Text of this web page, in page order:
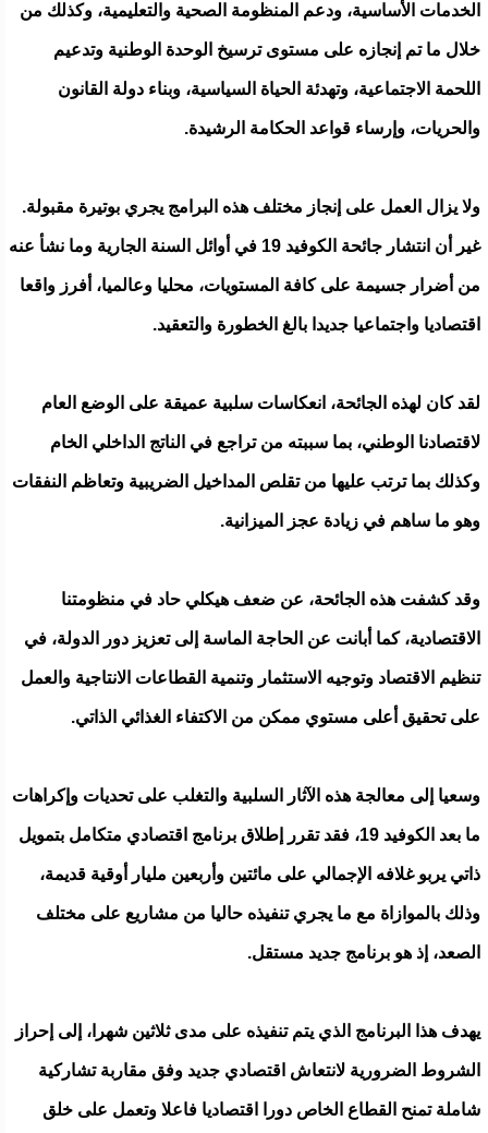
الخدمات الأساسية، ودعم المنظومة الصحية والتعليمية، وكذلك من
خلال ما تم إنجازه على مستوى ترسيخ الوحدة الوطنية وتدعيم
اللحمة الاجتماعية، وتهدئة الحياة السياسية، وبناء دولة القانون
والحريات، وإرساء قواعد الحكامة الرشيدة.
ولا يزال العمل على إنجاز مختلف هذه البرامج يجري بوتيرة مقبولة.
غير أن انتشار جائحة الكوفيد 19 في أوائل السنة الجارية وما نشأ عنه
من أضرار جسيمة على كافة المستويات، محليا وعالميا، أفرز واقعا
اقتصاديا واجتماعيا جديدا بالغ الخطورة والتعقيد.
لقد كان لهذه الجائحة، انعكاسات سلبية عميقة على الوضع العام
لاقتصادنا الوطني، بما سببته من تراجع في الناتج الداخلي الخام
وكذلك بما ترتب عليها من تقلص المداخيل الضريبية وتعاظم النفقات
وهو ما ساهم في زيادة عجز الميزانية.
وقد كشفت هذه الجائحة، عن ضعف هيكلي حاد في منظومتنا
الاقتصادية، كما أبانت عن الحاجة الماسة إلى تعزيز دور الدولة، في
تنظيم الاقتصاد وتوجيه الاستثمار وتنمية القطاعات الانتاجية والعمل
على تحقيق أعلى مستوي ممكن من الاكتفاء الغذائي الذاتي.
وسعيا إلى معالجة هذه الآثار السلبية والتغلب على تحديات وإكراهات
ما بعد الكوفيد 19، فقد تقرر إطلاق برنامج اقتصادي متكامل بتمويل
ذاتي يربو غلافه الإجمالي على مائتين وأربعين مليار أوقية قديمة،
وذلك بالموازاة مع ما يجري تنفيذه حاليا من مشاريع على مختلف
الصعد، إذ هو برنامج جديد مستقل.
يهدف هذا البرنامج الذي يتم تنفيذه على مدى ثلاثين شهرا، إلى إحراز
الشروط الضرورية لانتعاش اقتصادي جديد وفق مقاربة تشاركية
شاملة تمنح القطاع الخاص دورا اقتصاديا فاعلا وتعمل على خلق